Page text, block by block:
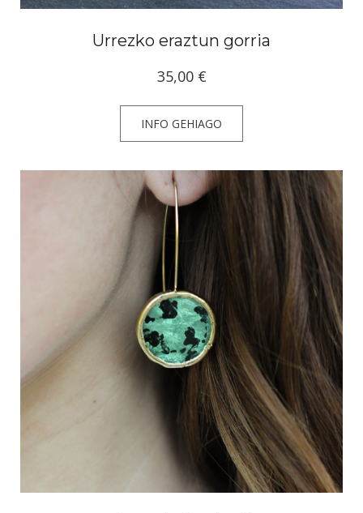
Urrezko eraztun gorria
35,00 €
INFO GEHIAGO